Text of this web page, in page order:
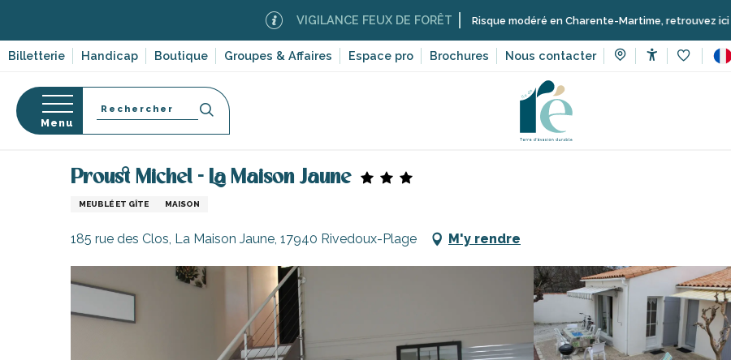
contenu
Billetterie Handicap Boutique Groupes & Affaires Espace pro Brochures Nous contacter
VIGILANCE FEUX DE FORÊT Risque modéré en Charente-Martime, retrouvez ici les
Menu
Recherche
Accueil Locations meublées de tourisme sur l’île de Ré
Proust Michel - La Maison Jaune
MEUBLÉ ET GÎTE MAISON
185 rue des Clos, La Maison Jaune, 17940 Rivedoux-Plage M'y rendre